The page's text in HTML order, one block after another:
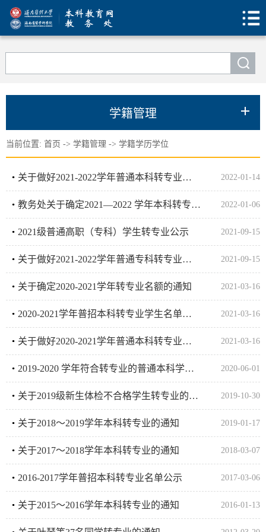
学籍管理
当前位置: 首页 -> 学籍管理 -> 学籍学历学位
关于做好2021-2022学年普通本科转专业的通知 2022-01-14
教务处关于确定2021—2022 学年本科转专业名额的通知 2022-01-06
2021级普通高职（专科）学生转专业公示 2021-09-15
关于做好2021-2022学年普通专科转专业的通知 2021-09-15
关于确定2020-2021学年转专业名额的通知 2021-03-16
2020-2021学年普招本科转专业学生名单公示 2021-03-16
关于做好2020-2021学年普通本科转专业的通知 2021-03-16
2019-2020 学年符合转专业的普通本科学生名单公示 2020-06-01
关于2019级新生体检不合格学生转专业的通知 2019-10-30
关于2018～2019学年本科转专业的通知 2019-01-17
关于2017～2018学年本科转专业的通知 2018-03-07
2016-2017学年普招本科转专业名单公示 2017-03-06
关于2015～2016学年本科转专业的通知 2016-01-13